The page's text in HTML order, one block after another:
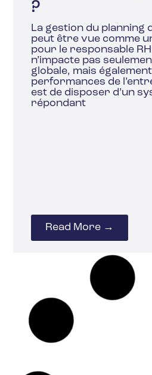
?
La gestion du planning
peut être vue comme
pour le responsable
n’impacte pas
globale, mais
performances de
est de disposer d’un
répondant
Read More →
20 février 2025
Comment
le travail de
tout en
santé de vos